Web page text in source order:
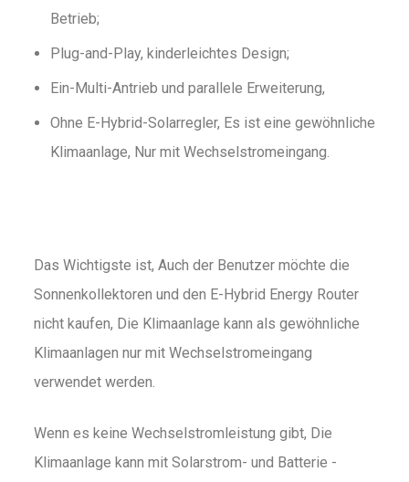
Betrieb;
Plug-and-Play, kinderleichtes Design;
Ein-Multi-Antrieb und parallele Erweiterung,
Ohne E-Hybrid-Solarregler, Es ist eine gewöhnliche
Klimaanlage, Nur mit Wechselstromeingang.
Das Wichtigste ist, Auch der Benutzer möchte die
Sonnenkollektoren und den E-Hybrid Energy Router
nicht kaufen, Die Klimaanlage kann als gewöhnliche
Klimaanlagen nur mit Wechselstromeingang
verwendet werden.
Wenn es keine Wechselstromleistung gibt, Die
Klimaanlage kann mit Solarstrom- und Batterie -